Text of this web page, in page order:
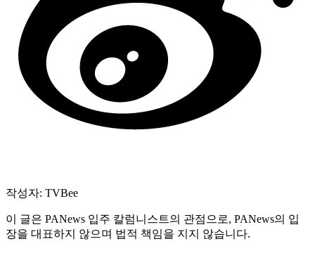
작성자: TVBee
이 글은 PANews 입주 칼럼니스트의 관점으로, PANews의 입
장을 대표하지 않으며 법적 책임을 지지 않습니다.